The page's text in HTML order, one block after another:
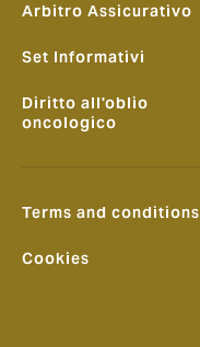
Arbitro Assicurativo
Set Informativi
Diritto all'oblio
oncologico
Terms and conditions
Cookies